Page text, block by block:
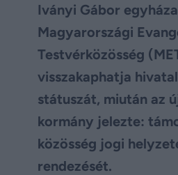
Iványi Gábor
Magyarországi
Testvérközösség
visszakaphatja
státuszát, miután az
kormány jelezte:
közösség jogi
rendezését.